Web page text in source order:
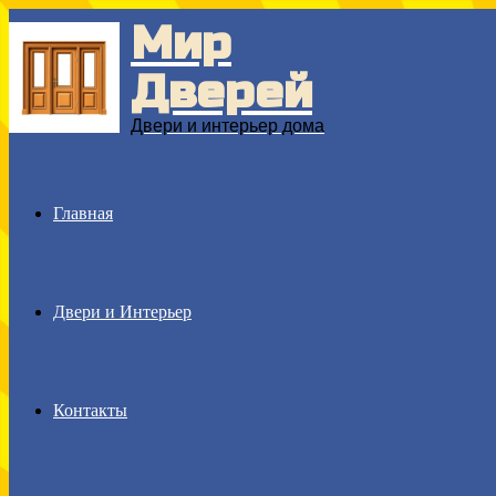
Menu
Мир
Дверей
Двери и интерьер дома
Главная
Двери и Интерьер
Контакты